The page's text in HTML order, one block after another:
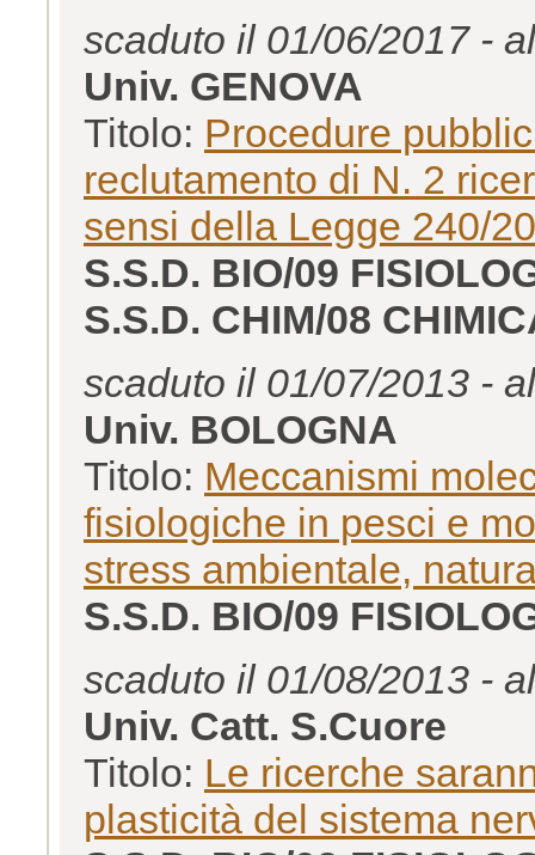
scaduto il 01/06/2017 -
Univ. GENOVA
Titolo: Procedure
reclutamento di N. 2
sensi della Legge 240/
S.S.D. BIO/09
S.S.D. CHIM/08
scaduto il 01/07/2013 -
Univ. BOLOGNA
Titolo: Meccanismi
fisiologiche in pesci e
stress ambientale,
S.S.D. BIO/09
scaduto il 01/08/2013 -
Univ. Catt. S.Cuore
Titolo: Le ricerche
plasticità del sistema